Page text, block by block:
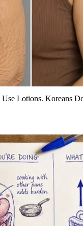
Lotions. Koreans